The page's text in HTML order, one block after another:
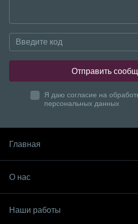
Отправить
Я даю согласие на
персональных данных
Главная
О нас
Наши работы